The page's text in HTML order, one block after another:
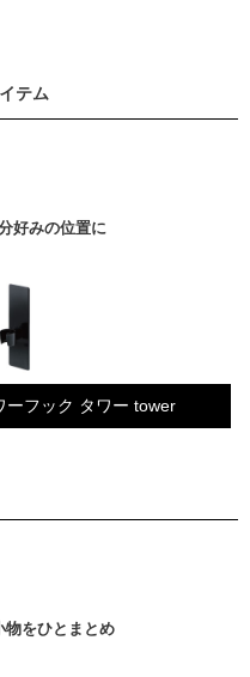
テム
好みの位置に
ーフック タワー tower
物をひとまとめ